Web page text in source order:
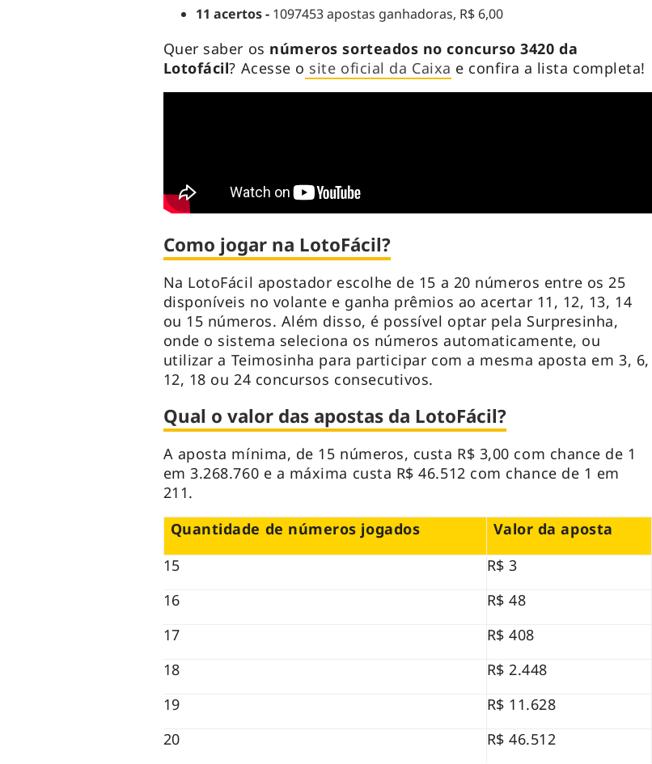
11 acertos -1097453 apostas ganhadoras, R$ 6,00
Quer saber os números sorteados no concurso 3420 da
Lotofácil? Acesse o site oficial da Caixa e confira a lista completa!
Como jogar na LotoFácil?
Na LotoFácil apostador escolhe de 15 a 20 números entre os 25
disponíveis no volante e ganha prêmios ao acertar 11, 12, 13, 14
ou 15 números. Além disso, é possível optar pela Surpresinha,
onde o sistema seleciona os números automaticamente, ou
utilizar a Teimosinha para participar com a mesma aposta em 3, 6,
12, 18 ou 24 concursos consecutivos.
Qual o valor das apostas da LotoFácil?
A aposta mínima, de 15 números, custa R$ 3,00 com chance de 1
em 3.268.760 e a máxima custa R$ 46.512 com chance de 1 em
211.
Quantidade de números jogados
Valor da aposta
15
R$ 3
16
R$ 48
17
R$ 408
18
R$ 2.448
19
R$ 11.628
20
R$ 46.512